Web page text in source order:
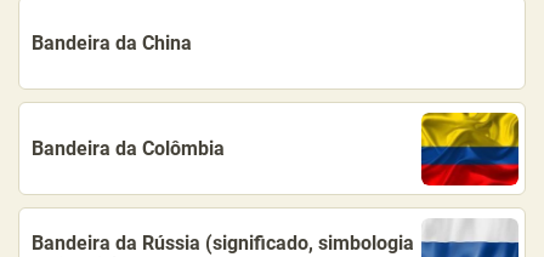
Bandeira da China
Bandeira da Colômbia
Bandeira da Rússia (significado, simbologia